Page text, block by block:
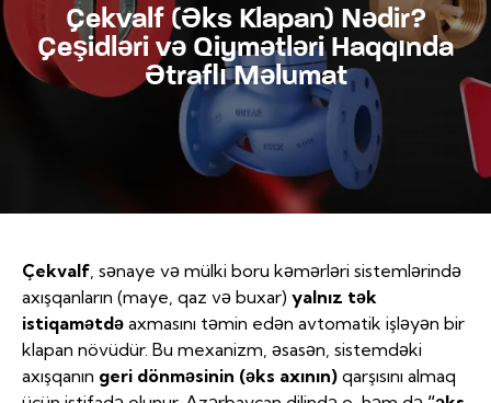
Çekvalf (Əks Klapan) Nədir?
Çeşidləri və Qiymətləri Haqqında
Ətraflı Məlumat
Çekvalf, sənaye və mülki boru kəmərləri sistemlərində
axışqanların (maye, qaz və buxar) yalnız tək
istiqamətdə axmasını təmin edən avtomatik işləyən bir
klapan növüdür. Bu mexanizm, əsasən, sistemdəki
axışqanın geri dönməsinin (əks axının) qarşısını almaq